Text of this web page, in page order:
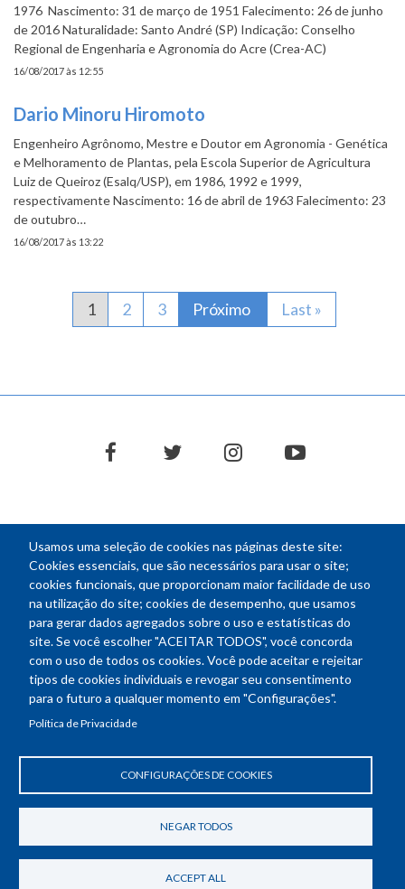
Usamos uma seleção de cookies nas páginas deste site:
Cookies essenciais, que são necessários para usar o site;
cookies funcionais, que proporcionam maior facilidade de uso
na utilização do site; cookies de desempenho, que usamos
para gerar dados agregados sobre o uso e estatísticas do
site. Se você escolher "ACEITAR TODOS", você concorda
com o uso de todos os cookies. Você pode aceitar e rejeitar
tipos de cookies individuais e revogar seu consentimento
para o futuro a qualquer momento em "Configurações".
Política de Privacidade
CONFIGURAÇÕES DE COOKIES
NEGAR TODOS
ACCEPT ALL
1976 Nascimento: 31 de março de 1951 Falecimento: 26 de junho
de 2016 Naturalidade: Santo André (SP) Indicação: Conselho
Regional de Engenharia e Agronomia do Acre (Crea-AC)
16/08/2017 às 12:55
Dario Minoru Hiromoto
Engenheiro Agrônomo, Mestre e Doutor em Agronomia - Genética
e Melhoramento de Plantas, pela Escola Superior de Agricultura
Luiz de Queiroz (Esalq/USP), em 1986, 1992 e 1999,
respectivamente Nascimento: 16 de abril de 1963 Falecimento: 23
de outubro…
16/08/2017 às 13:22
Página atual
1 Página
2 Página
3 Próxima página
Próximo Última página
Last »
facebooktwitter instagramyoutube
NEWSLETTER
Endereço: SEPN 508, Bloco A
70740-541 - Brasília-DF
Horário de funcionamento: das 8h30 às 18h30
Política de Privacidade
Revogar consentimento de cookies